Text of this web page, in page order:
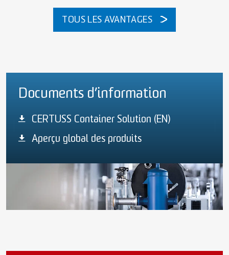
TOUS LES AVANTAGES
Documents d’information
CERTUSS Container Solution (EN)
Aperçu global des produits